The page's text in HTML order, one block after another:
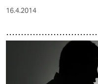
16.4.2014